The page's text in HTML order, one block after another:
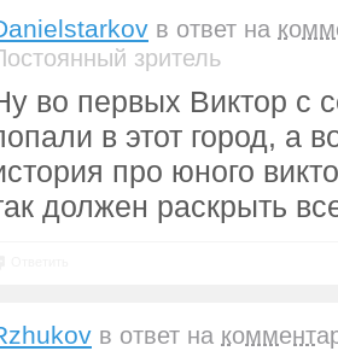
в ответ на
зритель
во первых Виктор с
в этот город, а
про юного
должен раскрыть
в ответ на